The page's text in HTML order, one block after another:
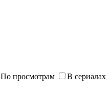
По просмотрам В сериалах